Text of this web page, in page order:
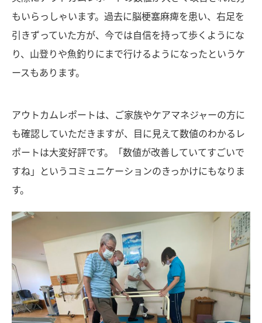
もいらっしゃいます。過去に脳梗塞麻痺を患い、右足を
引きずっていた方が、今では自信を持って歩くようにな
り、山登りや魚釣りにまで行けるようになったというケ
ースもあります。
アウトカムレポートは、ご家族やケアマネジャーの方に
も確認していただきますが、目に見えて数値のわかるレ
ポートは大変好評です。「数値が改善していてすごいで
すね」というコミュニケーションのきっかけにもなりま
す。